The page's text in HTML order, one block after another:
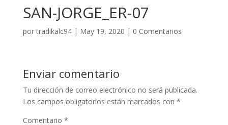
SAN-JORGE_ER-07
portradikalc94| May 19, 2020 | 0 Comentarios
Enviar comentario
Tu dirección de correo electrónico no será publicada.
Los campos obligatorios están marcados con *
Comentario *